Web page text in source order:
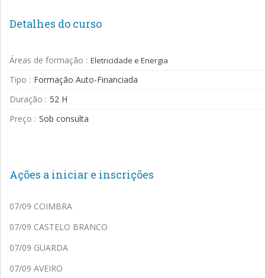
Detalhes do curso
Áreas de formação : Eletricidade e Energia
Tipo : Formação Auto-Financiada
Duração : 52 H
Preço : Sob consulta
Ações a iniciar e inscrições
07/09 COIMBRA
07/09 CASTELO BRANCO
07/09 GUARDA
07/09 AVEIRO